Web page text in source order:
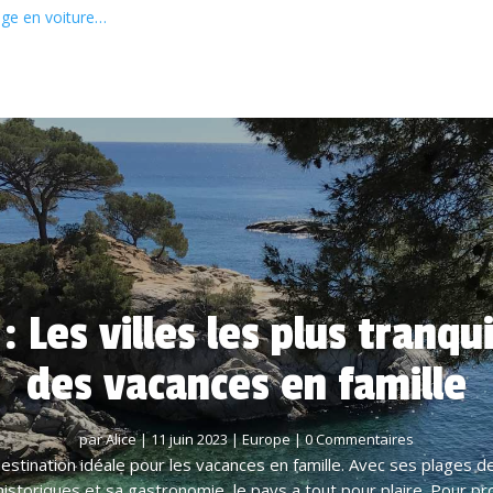
en voiture…
Les villes les plus
des vacances en famille
parAlice|11 juin 2023|Europe| 0 Commentaires
idéale pour les vacances en famille. Avec ses plages